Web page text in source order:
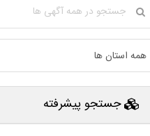
جستجو پیشرفته